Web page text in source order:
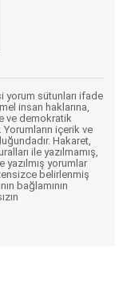
yorum sütunları ifade
insan haklarına,
ve demokratik
Yorumların içerik ve
Hakaret,
ile yazılmamış,
yazılmış yorumlar
belirlenmiş
bağlamının